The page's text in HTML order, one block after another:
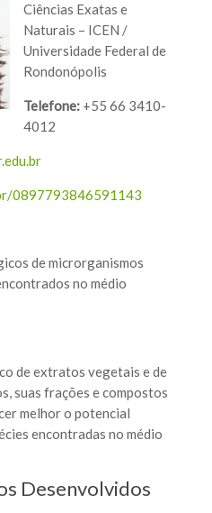
Ciências Exatas e
Naturais – ICEN /
Universidade Federal de
Rondonópolis
Telefone: +55 66 3410-
4012
0897793846591143
de microrganismos
no médio
de extratos vegetais e de
suas frações e compostos
melhor o potencial
encontradas no médio
Desenvolvidos